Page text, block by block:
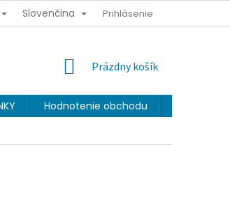
OBCHODNÉ PODMIENKY
Slovenčina Prihlásenie
NÁKUPNÝ
Prázdny košík
Hodnotenie obchodu